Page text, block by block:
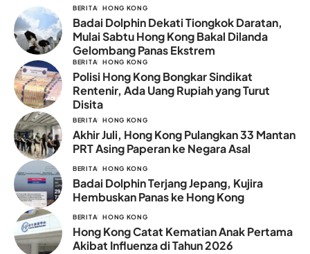
BERITA HONG KONG
Badai Dolphin Dekati Tiongkok Daratan,
Mulai Sabtu Hong Kong Bakal Dilanda
Gelombang Panas Ekstrem
BERITA HONG KONG
Polisi Hong Kong Bongkar Sindikat
Rentenir, Ada Uang Rupiah yang Turut
Disita
BERITA HONG KONG
Akhir Juli, Hong Kong Pulangkan 33 Mantan
PRT Asing Paperan ke Negara Asal
BERITA HONG KONG
Badai Dolphin Terjang Jepang, Kujira
Hembuskan Panas ke Hong Kong
BERITA HONG KONG
Hong Kong Catat Kematian Anak Pertama
Akibat Influenza di Tahun 2026